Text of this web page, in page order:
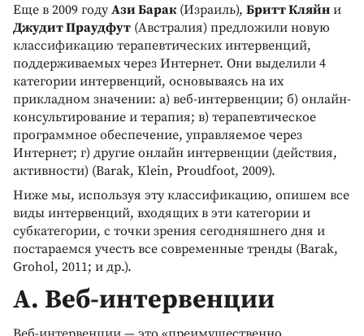
Еще в 2009 годуАзи Барак(Израиль), Бритт Кляйн и
Джудит Праудфут (Австралия) предложили новую
классификацию терапевтических интервенций,
поддерживаемых через Интернет. Они выделили 4
категории интервенций, основываясь на их
прикладном значении: а) веб-интервенции; б) онлайн-
консультирование и терапия; в) терапевтическое
программное обеспечение, управляемое через
Интернет; г) другие онлайн интервенции (действия,
активности) (Barak, Klein, Proudfoot, 2009).
Ниже мы, используя эту классификацию, опишем все
виды интервенций, входящих в эти категории и
субкатегории, с точки зрения сегодняшнего дня и
постараемся учесть все современные тренды (Barak,
Grohol, 2011; и др.).
А. Веб-интервенции